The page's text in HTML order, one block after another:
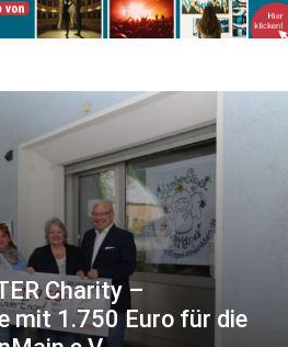
Charity –
mit 1.750 Euro für die